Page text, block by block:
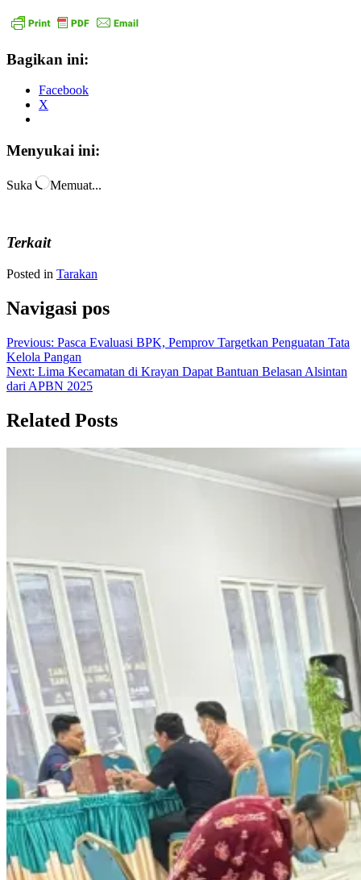
Bagikan ini:
Facebook
X
Menyukai ini:
Suka Memuat...
Terkait
Posted in Tarakan
Navigasi pos
Previous: Pasca Evaluasi BPK, Pemprov Targetkan Penguatan Tata
Kelola Pangan
Next: Lima Kecamatan di Krayan Dapat Bantuan Belasan Alsintan
dari APBN 2025
Related Posts